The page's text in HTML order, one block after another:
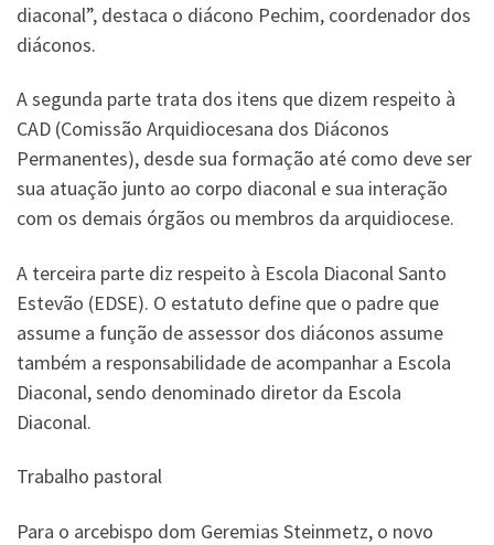
diaconal”, destaca o diácono Pechim, coordenador dos
diáconos.
A segunda parte trata dos itens que dizem respeito à
CAD (Comissão Arquidiocesana dos Diáconos
Permanentes), desde sua formação até como deve ser
sua atuação junto ao corpo diaconal e sua interação
com os demais órgãos ou membros da arquidiocese.
A terceira parte diz respeito à Escola Diaconal Santo
Estevão (EDSE). O estatuto define que o padre que
assume a função de assessor dos diáconos assume
também a responsabilidade de acompanhar a Escola
Diaconal, sendo denominado diretor da Escola
Diaconal.
Trabalho pastoral
Para o arcebispo dom Geremias Steinmetz, o novo